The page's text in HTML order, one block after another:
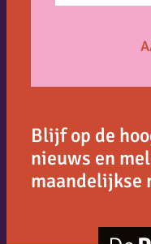
Blijf op de
nieuws en
maandelijkse